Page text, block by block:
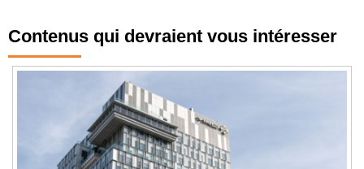
Contenus qui devraient vous intéresser